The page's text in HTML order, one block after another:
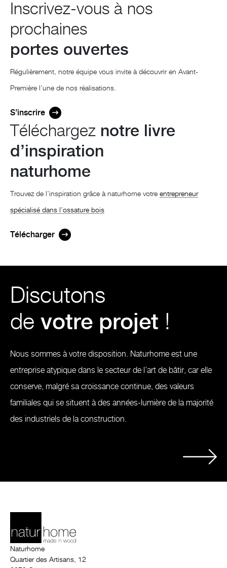
Inscrivez-vous à nos
prochaines
portes ouvertes
Régulièrement, notre équipe vous invite à découvrir en Avant-
Première l’une de nos réalisations.
S’inscrire
Téléchargez notre livre
d’inspiration
naturhome
Trouvez de l’inspiration grâce à naturhome votre entrepreneur
spécialisé dans l’ossature bois
Télécharger
Discutons
de votre projet !
Nous sommes à votre disposition. Naturhome est une
entreprise atypique dans le secteur de l’art de bâtir, car elle
conserve, malgré sa croissance continue, des valeurs
familiales qui se situent à des années-lumière de la majorité
des industriels de la construction.
Naturhome
Quartier des Artisans, 12